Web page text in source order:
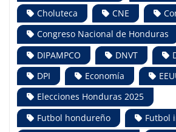
Choluteca
CNE
Congreso Nacional de Honduras
DIPAMPCO
DNVT
DPI
Economía
Elecciones Honduras 2025
Futbol hondureño
Futbol